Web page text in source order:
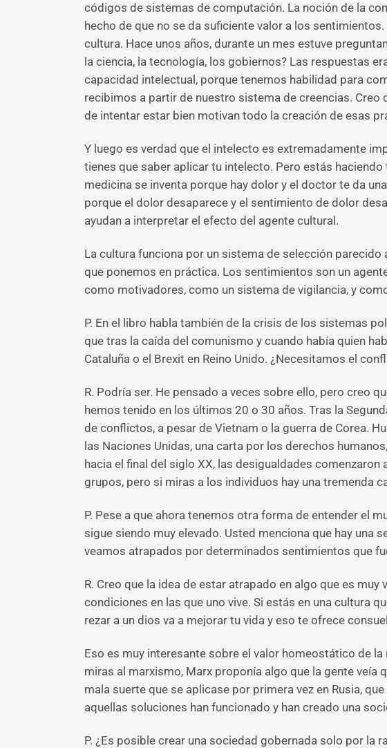
códigos de sistemas de computación. La noción de la
hecho de que no se da suficiente valor a los
cultura. Hace unos años, durante un mes estuve
la ciencia, la tecnología, los gobiernos? Las respuestas
capacidad intelectual, porque tenemos habilidad para
recibimos a partir de nuestro sistema de creencias.
de intentar estar bien motivan todo la creación de esas
Y luego es verdad que el intelecto es extremadamente
tienes que saber aplicar tu intelecto. Pero estás
medicina se inventa porque hay dolor y el doctor te da
porque el dolor desaparece y el sentimiento de dolor
ayudan a interpretar el efecto del agente cultural.
La cultura funciona por un sistema de selección
que ponemos en práctica. Los sentimientos son un
como motivadores, como un sistema de vigilancia, y
P. En el libro habla también de la crisis de los sistemas
que tras la caída del comunismo y cuando había quien
Cataluña o el Brexit en Reino Unido. ¿Necesitamos el
R. Podría ser. He pensado a veces sobre ello, pero creo
hemos tenido en los últimos 20 o 30 años. Tras la
de conflictos, a pesar de Vietnam o la guerra de Corea.
las Naciones Unidas, una carta por los derechos
hacia el final del siglo XX, las desigualdades
grupos, pero si miras a los individuos hay una tremenda
P. Pese a que ahora tenemos otra forma de entender el
sigue siendo muy elevado. Usted menciona que hay una
veamos atrapados por determinados sentimientos que
R. Creo que la idea de estar atrapado en algo que es
condiciones en las que uno vive. Si estás en una cultura
rezar a un dios va a mejorar tu vida y eso te ofrece
Eso es muy interesante sobre el valor homeostático de
miras al marxismo, Marx proponía algo que la gente veía
mala suerte que se aplicase por primera vez en Rusia,
aquellas soluciones han funcionado y han creado una
P. ¿Es posible crear una sociedad gobernada solo por la